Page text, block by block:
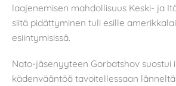
laajenemisen mahdollisuus Keski- ja
siitä pidättyminen tuli esille
esiintymisissä.
Nato-jäsenyyteen Gorbatshov suostui
kädenvääntöä tavoitellessaan